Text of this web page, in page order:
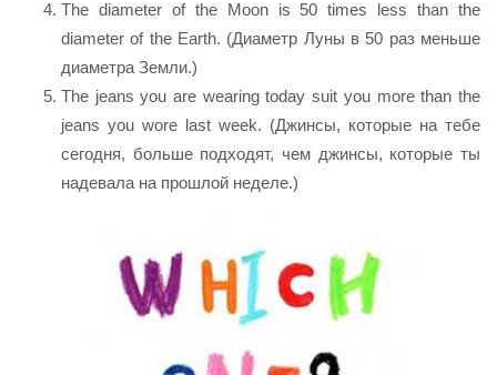
The diameter of the Moon is 50 times less than the
diameter of the Earth. (Диаметр Луны в 50 раз меньше
диаметра Земли.)
The jeans you are wearing today suit you more than the
jeans you wore last week. (Джинсы, которые на тебе
сегодня, больше подходят, чем джинсы, которые ты
надевала на прошлой неделе.)